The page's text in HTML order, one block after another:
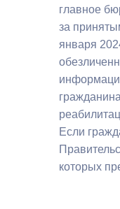
главное
за
января
Если
которых